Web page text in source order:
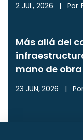
2 JUL, 2026 | Por
Más allá del
mano de
23 JUN, 2026 |